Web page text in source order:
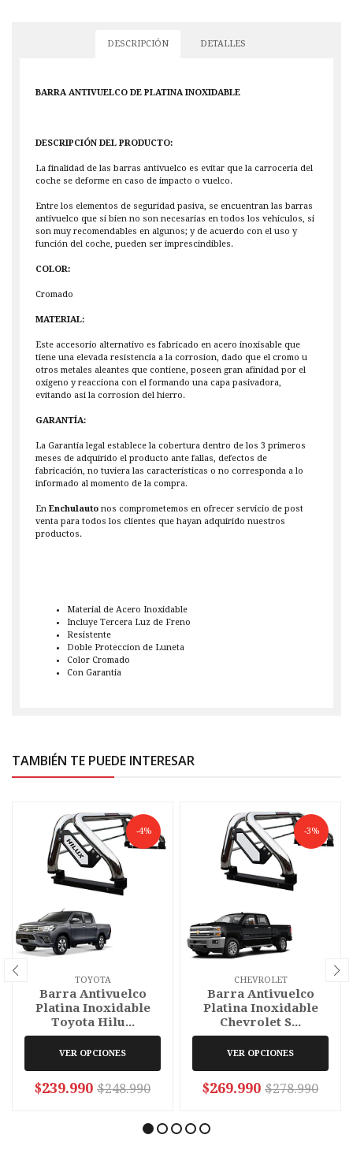
DESCRIPCIÓN DETALLES
BARRA ANTIVUELCO DE PLATINA INOXIDABLE
DESCRIPCIÓN DEL PRODUCTO:
La finalidad de las barras antivuelco es evitar que la carroceria del
coche se deforme en caso de impacto o vuelco.
Entre los elementos de seguridad pasiva, se encuentran las barras
antivuelco que si bien no son necesarias en todos los vehiculos, si
son muy recomendables en algunos; y de acuerdo con el uso y
función del coche, pueden ser imprescindibles.
COLOR:
Cromado
MATERIAL:
Este accesorio alternativo es fabricado en acero inoxisable que
tiene una elevada resistencia a la corrosion, dado que el cromo u
otros metales aleantes que contiene, poseen gran afinidad por el
oxigeno y reacciona con el formando una capa pasivadora,
evitando asi la corrosion del hierro.
GARANTÍA:
La Garantía legal establece la cobertura dentro de los 3 primeros
meses de adquirido el producto ante fallas, defectos de
fabricación, no tuviera las características o no corresponda a lo
informado al momento de la compra.
En Enchulauto nos comprometemos en ofrecer servicio de post
venta para todos los clientes que hayan adquirido nuestros
productos.
Material de Acero Inoxidable
Incluye Tercera Luz de Freno
Resistente
Doble Proteccion de Luneta
Color Cromado
Con Garantia
TAMBIÉN TE PUEDE INTERESAR
-4%
TOYOTA
Barra Antivuelco
Platina Inoxidable
Toyota Hilu...
VER OPCIONES
$239.990 $248.990
-3%
CHEVROLET
Barra Antivuelco
Platina Inoxidable
Chevrolet S...
VER OPCIONES
$269.990 $278.990